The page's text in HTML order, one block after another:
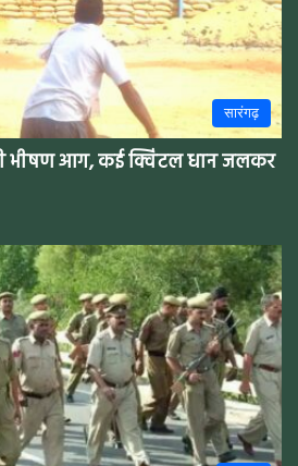
सारंगढ़
भीषण आग, कई क्विंटल धान जलकर